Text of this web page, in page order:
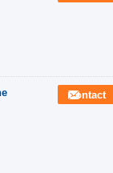
Contact